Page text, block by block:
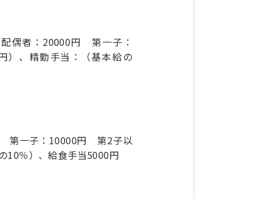
偶者：20000円 第一子：
）、精勤手当：（基本給の
第一子：10000円 第2子以
10％）、給食手当5000円